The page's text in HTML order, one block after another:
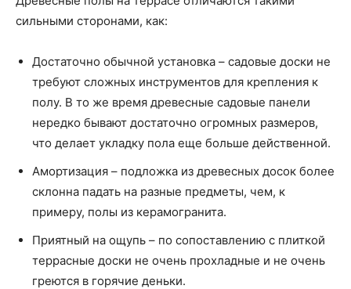
сильными сторонами, как:
Достаточно обычной установка – садовые доски не
требуют сложных инструментов для крепления к
полу. В то же время древесные садовые панели
нередко бывают достаточно огромных размеров,
что делает укладку пола еще больше действенной.
Амортизация – подложка из древесных досок более
склонна падать на разные предметы, чем, к
примеру, полы из керамогранита.
Приятный на ощупь – по сопоставлению с плиткой
террасные доски не очень прохладные и не очень
греются в горячие деньки.